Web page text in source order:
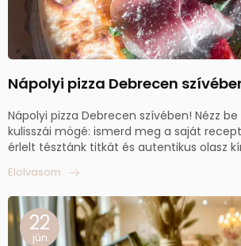
Nápolyi pizza Debrecen
Nápolyi pizza Debrecen szívében! Nézz
kulisszái mögé: ismerd meg a saját
érlelt tésztánk titkát és autentikus olasz
Elolvasom
22
jún